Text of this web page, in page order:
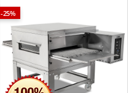
Latime Banda (cm): 61
Lungime Banda (cm): 157
Panou De Control Cu Touchscreen
Viteza Benzii Reglabila In Intervalul
1...60 Minute
Cuptorul Este Usor De Igienizat.
Posibilitate De Suprapunere A Pana La
2 Cuptoare Pentru Economisirea
-25%